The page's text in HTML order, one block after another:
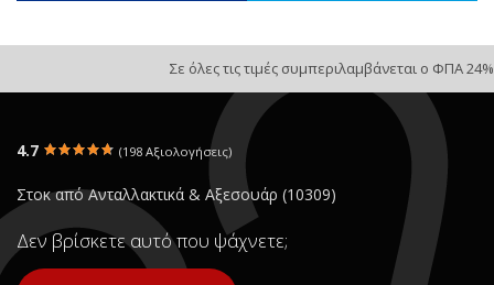
Σε όλες τις τιμές συμπεριλαμβάνεται ο ΦΠΑ 24%
4.7 (198 Αξιολογήσεις)
Στοκ από Ανταλλακτικά & Αξεσουάρ (10309)
Δεν βρίσκετε αυτό που ψάχνετε;